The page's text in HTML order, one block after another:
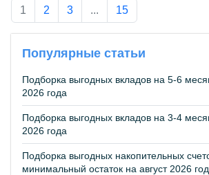
1 2 3 ... 15
Популярные статьи
Подборка выгодных вкладов на 5-6
2026 года
Подборка выгодных вкладов на 3-4
2026 года
Подборка выгодных накопительных
минимальный остаток на август 2026